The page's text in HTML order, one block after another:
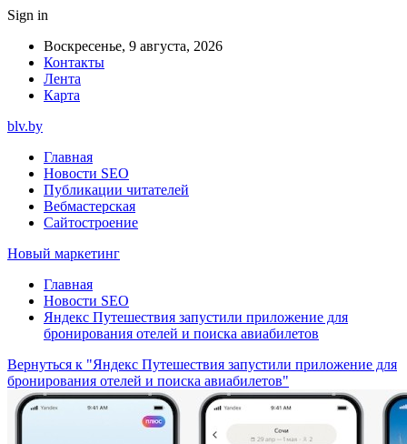
Sign in
Воскресенье, 9 августа, 2026
Контакты
Лента
Карта
blv.by
Главная
Новости SEO
Публикации читателей
Вебмастерская
Сайтостроение
Новый маркетинг
Главная
Новости SEO
Яндекс Путешествия запустили приложение для
бронирования отелей и поиска авиабилетов
Вернуться к "Яндекс Путешествия запустили приложение для
бронирования отелей и поиска авиабилетов"